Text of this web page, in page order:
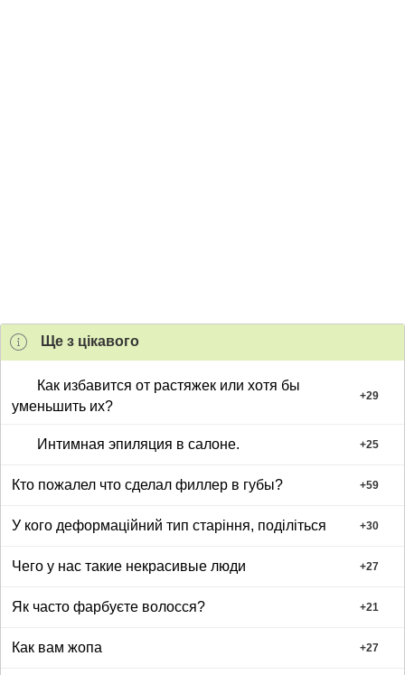
Ще з цiкавого
Как избавится от растяжек или хотя бы
уменьшить их?
+29
Интимная эпиляция в салоне. +25
Кто пожалел что сделал филлер в губы? +59
У кого деформаційний тип старіння, поділіться +30
Чего у нас такие некрасивые люди +27
Як часто фарбуєте волосся? +21
Как вам жопа +27